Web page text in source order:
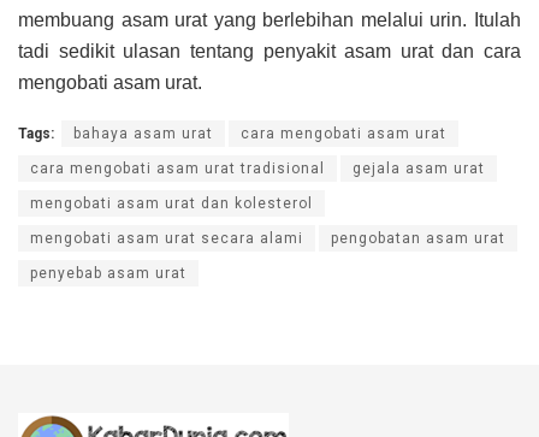
membuang asam urat yang berlebihan melalui urin. Itulah
tadi sedikit ulasan tentang penyakit asam urat dan cara
mengobati asam urat.
Tags: bahaya asam urat cara mengobati asam urat
cara mengobati asam urat tradisional gejala asam urat
mengobati asam urat dan kolesterol
mengobati asam urat secara alami pengobatan asam urat
penyebab asam urat